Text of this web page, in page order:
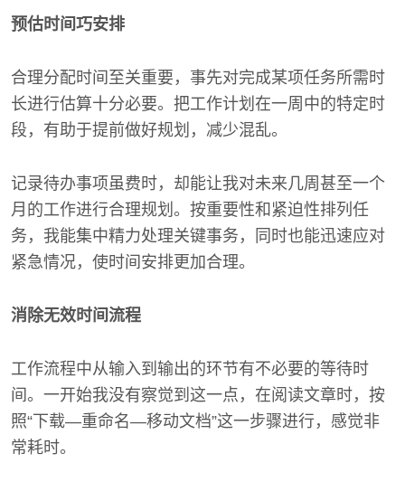
预估时间巧安排
合理分配时间至关重要，事先对完成某项任务所需时
长进行估算十分必要。把工作计划在一周中的特定时
段，有助于提前做好规划，减少混乱。
记录待办事项虽费时，却能让我对未来几周甚至一个
月的工作进行合理规划。按重要性和紧迫性排列任
务，我能集中精力处理关键事务，同时也能迅速应对
紧急情况，使时间安排更加合理。
消除无效时间流程
工作流程中从输入到输出的环节有不必要的等待时
间。一开始我没有察觉到这一点，在阅读文章时，按
照“下载—重命名—移动文档”这一步骤进行，感觉非
常耗时。